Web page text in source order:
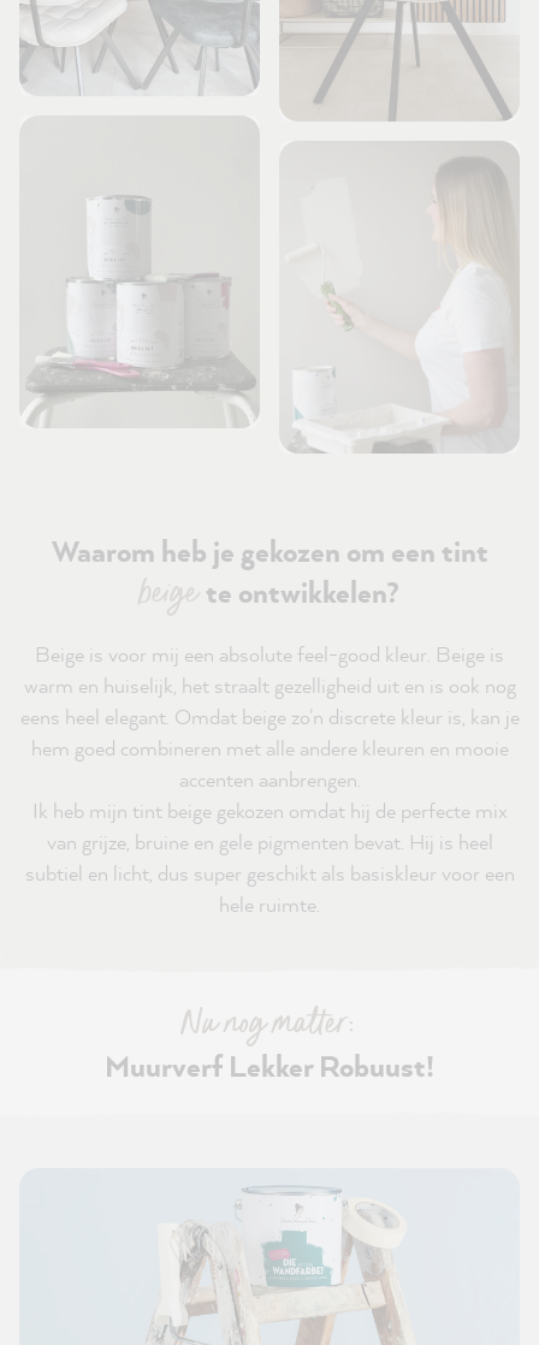
Waarom heb je gekozen om een tint
beigete ontwikkelen?
Beige is voor mij een absolute feel-good kleur. Beige is
warm en huiselijk, het straalt gezelligheid uit en is ook nog
eens heel elegant. Omdat beige zo'n discrete kleur is, kan je
hem goed combineren met alle andere kleuren en mooie
accenten aanbrengen.
Ik heb mijn tint beige gekozen omdat hij de perfecte mix
van grijze, bruine en gele pigmenten bevat. Hij is heel
subtiel en licht, dus super geschikt als basiskleur voor een
hele ruimte.
Nu nog matter:
Muurverf Lekker Robuust!